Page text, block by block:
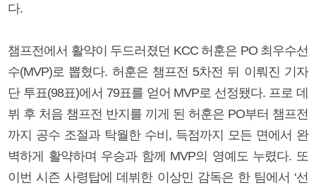
다.
챔프전에서 활약이 두드러졌던 KCC 허훈은 PO 최우수선
수(MVP)로 뽑혔다. 허훈은 챔프전 5차전 뒤 이뤄진 기자
단 투표(98표)에서 79표를 얻어 MVP로 선정됐다. 프로 데
뷔 후 처음 챔프전 반지를 끼게 된 허훈은 PO부터 챔프전
까지 공수 조절과 탁월한 수비, 득점까지 모든 면에서 완
벽하게 활약하며 우승과 함께 MVP의 영예도 누렸다. 또
이번 시즌 사령탑에 데뷔한 이상민 감독은 한 팀에서 ‘선